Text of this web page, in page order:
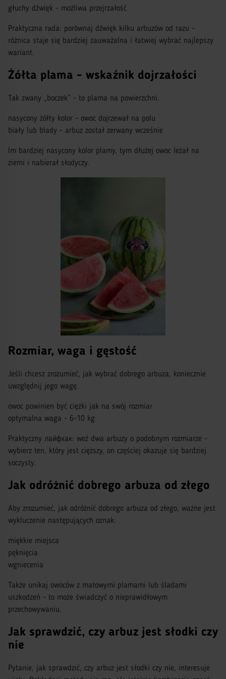
głuchy dźwięk - możliwa przejrzałość
Praktyczna rada: porównaj dźwięk kilku arbuzów od razu -
różnica staje się bardziej zauważalna i łatwiej wybrać najlepszy
wariant.
Żółta plama - wskaźnik dojrzałości
Tak zwany „boczek” - to plama na powierzchni.
nasycony żółty kolor - owoc dojrzewał na polu
biały lub blady - arbuz został zerwany wcześnie
Im bardziej nasycony kolor plamy, tym dłużej owoc leżał na
ziemi i nabierał słodyczy.
Rozmiar, waga i gęstość
Jeśli chcesz zrozumieć, jak wybrać dobrego arbuza, koniecznie
uwzględnij jego wagę.
owoc powinien być ciężki jak na swój rozmiar
optymalna waga - 6-10 kg
Praktyczny лайфхак: weź dwa arbuzy o podobnym rozmiarze -
wybierz ten, który jest cięższy, on częściej okazuje się bardziej
soczysty.
Jak odróżnić dobrego arbuza od złego
Aby zrozumieć, jak odróżnić dobrego arbuza od złego, ważne jest
wykluczenie następujących oznak:
miękkie miejsca
pęknięcia
wgniecenia
Także unikaj owoców z matowymi plamami lub śladami
uszkodzeń - to może świadczyć o nieprawidłowym
przechowywaniu.
Jak sprawdzić, czy arbuz jest słodki czy
nie
Pytanie, jak sprawdzić, czy arbuz jest słodki czy nie, interesuje